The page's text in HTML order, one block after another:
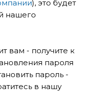
), это будет
нашего
вам - получите к
пароля
пароль -
в нашу